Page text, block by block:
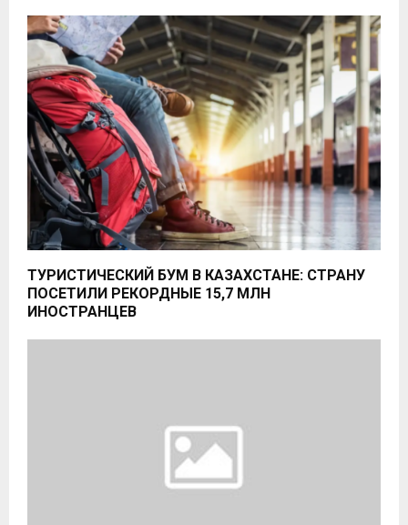
ТУРИСТИЧЕСКИЙ БУМ В КАЗАХСТАНЕ: СТРАНУ
ПОСЕТИЛИ РЕКОРДНЫЕ 15,7 МЛН
ИНОСТРАНЦЕВ